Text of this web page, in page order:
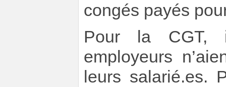
congés payés
Pour la CGT,
employeurs
leurs salarié.es.